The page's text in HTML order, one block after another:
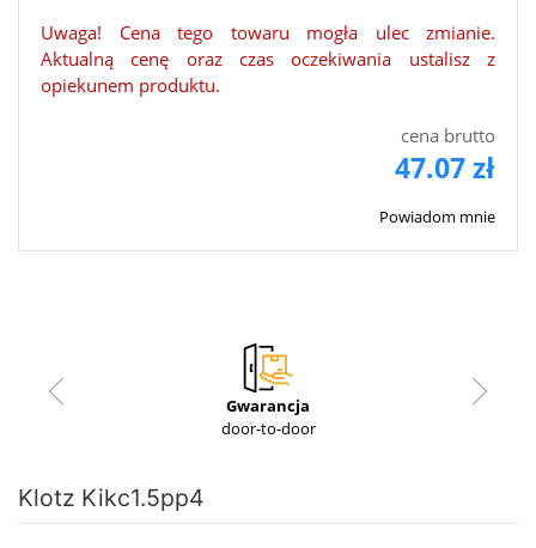
Uwaga! Cena tego towaru mogła ulec zmianie.
Aktualną cenę oraz czas oczekiwania ustalisz z
opiekunem produktu.
cena brutto
47.07 zł
Powiadom mnie
Gwarancja
door-to-door
Klotz Kikc1.5pp4